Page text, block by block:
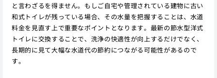
と言わざるを得ません。もしご自宅や管理されている建物に古い
和式トイレが残っている場合、その水量を把握することは、水道
料金を見直す上で重要なポイントとなります。最新の節水型洋式
トイレに交換することで、洗浄の快適性が向上するだけでなく、
長期的に見て大幅な水道代の節約につながる可能性があるので
す。